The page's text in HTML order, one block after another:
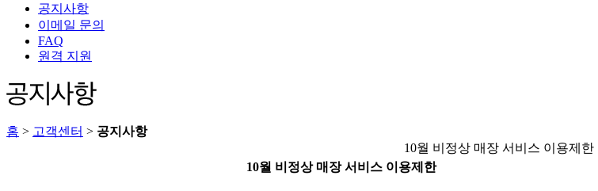
공지사항
이메일 문의
FAQ
원격 지원
홈 > 고객센터 > 공지사항
10월 비정상 매장 서비스 이용제한
10월 비정상 매장 서비스 이용제한